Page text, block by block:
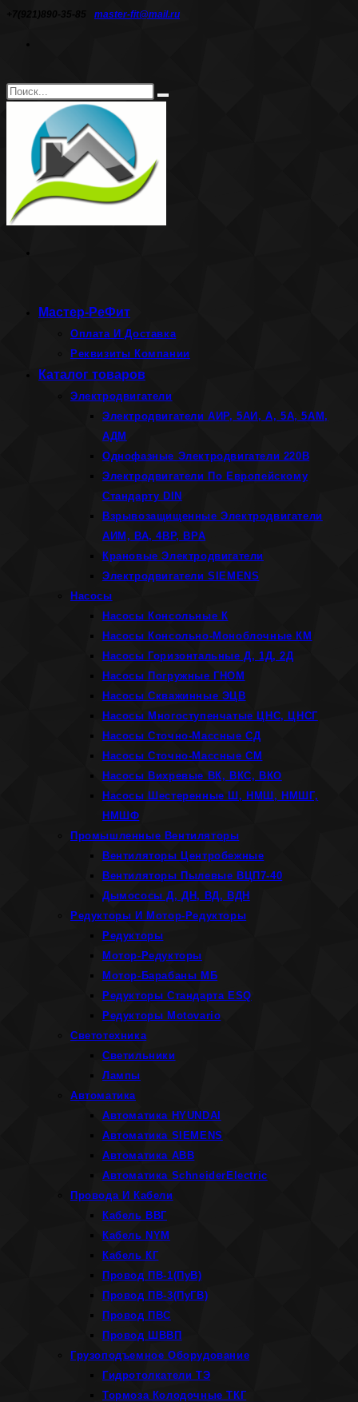
Перейти
+7(921)890-35-85 master-fit@mail.ru
Поиск
сайте
Искать
Мастер-РеФит
Оплата И Доставка
Реквизиты Компании
Каталог товаров
Электродвигатели
Электродвигатели АИР, 5АИ, А, 5А, 5АМ,
АДМ
Однофазные Электродвигатели 220В
Электродвигатели По Европейскому
Стандарту DIN
Взрывозащищенные Электродвигатели
АИМ, ВА, 4ВР, ВРА
Крановые Электродвигатели
Электродвигатели SIEMENS
Насосы
Насосы Консольные К
Насосы Консольно-Моноблочные КМ
Насосы Горизонтальные Д, 1Д, 2Д
Насосы Погружные ГНОМ
Насосы Скважинные ЭЦВ
Насосы Многоступенчатые ЦНС, ЦНСГ
Насосы Сточно-Массные СД
Насосы Сточно-Массные СМ
Насосы Вихревые ВК, ВКС, ВКО
Насосы Шестеренные Ш, НМШ, НМШГ,
НМШФ
Промышленные Вентиляторы
Вентиляторы Центробежные
Вентиляторы Пылевые ВЦП7-40
Дымососы Д, ДН, ВД, ВДН
Редукторы И Мотор-Редукторы
Редукторы
Мотор-Редукторы
Мотор-Барабаны МБ
Редукторы Стандарта ESQ
Редукторы Motovario
Светотехника
Светильники
Лампы
Автоматика
Автоматика HYUNDAI
Автоматика SIEMENS
Автоматика ABB
Автоматика SchneiderElectric
Провода И Кабели
Кабель ВВГ
Кабель NYM
Кабель КГ
Провод ПВ-1(ПуВ)
Провод ПВ-3(ПуГВ)
Провод ПВС
Провод ШВВП
Грузоподъемное Оборудование
Гидротолкатели ТЭ
Тормоза Колодочные ТКГ